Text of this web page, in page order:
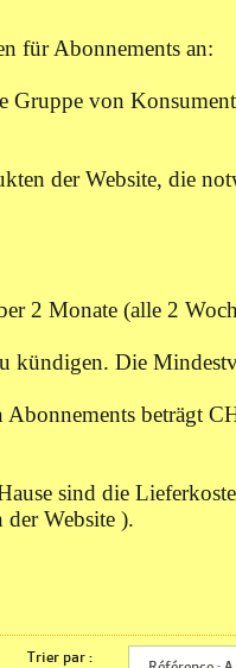
für Abonnements an:
Gruppe von
der Website, die
2 Monate (alle 2
kündigen. Die
Abonnements beträgt
sind die
Website ).
Trier par :